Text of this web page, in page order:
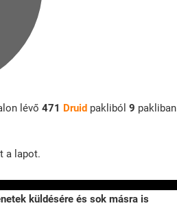
lévő 471 Druid pakliból 9 pakliban
a lapot.
küldésére és sok másra is